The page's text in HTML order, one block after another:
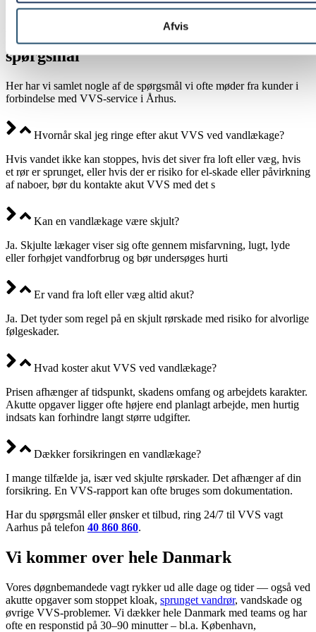
Afvis
lækage akut.
FAQ - akut vandlækage - Ofte stillede
spørgsmål
Her har vi samlet nogle af de spørgsmål vi ofte møder fra kunder i
forbindelse med VVS-service i Århus.
Hvornår skal jeg ringe efter akut VVS ved vandlækage?
Hvis vandet ikke kan stoppes, hvis det siver fra loft eller væg, hvis
et rør er sprunget, eller hvis der er risiko for el-skade eller påvirkning
af naboer, bør du kontakte akut VVS med det s
Kan en vandlækage være skjult?
Ja. Skjulte lækager viser sig ofte gennem misfarvning, lugt, lyde
eller forhøjet vandforbrug og bør undersøges hurti
Er vand fra loft eller væg altid akut?
Ja. Det tyder som regel på en skjult rørskade med risiko for alvorlige
følgeskader.
Hvad koster akut VVS ved vandlækage?
Prisen afhænger af tidspunkt, skadens omfang og arbejdets karakter.
Akutte opgaver ligger ofte højere end planlagt arbejde, men hurtig
indsats kan forhindre langt større udgifter.
Dækker forsikringen en vandlækage?
I mange tilfælde ja, især ved skjulte rørskader. Det afhænger af din
forsikring. En VVS-rapport kan ofte bruges som dokumentation.
Har du spørgsmål eller ønsker et tilbud, ring 24/7 til VVS vagt
Aarhus på telefon 40 860 860.
Vi kommer over hele Danmark
Vores døgnbemandede vagt rykker ud alle dage og tider — også ved
akutte opgaver som stoppet kloak, sprunget vandrør, vandskade og
øvrige VVS-problemer. Vi dækker hele Danmark med teams og har
ofte en responstid på 30–90 minutter – bl.a. København,